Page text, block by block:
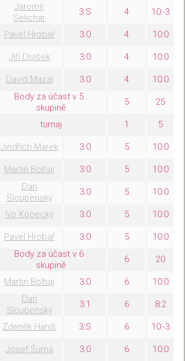
Jaromír
Selichar
3:S 4
10:-3
Pavel Hrobař 3:0 4
10:0
Jiří Divišek 3:0 4
10:0
David Mazal 3:0 4
10:0
Body za účast v 5 .
skupině
5
25
turnaj 1
5
Jindřich Marek 3:0 5
10:0
Martin Bolhaj 3:0 5
10:0
Dan
Sloupenský
3:0 5
10:0
Ivo Kopecký 3:0 5
10:0
Pavel Hrobař 3:0 5
10:0
Body za účast v 6 .
skupině
6
20
Martin Bolhaj 3:0 6
10:0
Dan
Sloupenský
3:1 6
8:2
Zdeněk Haniš 3:S 6
10:-3
Josef Šuma 3:0 6 10:0